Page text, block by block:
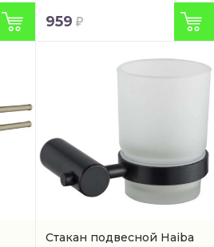
959
Стакан подвесной Haiba